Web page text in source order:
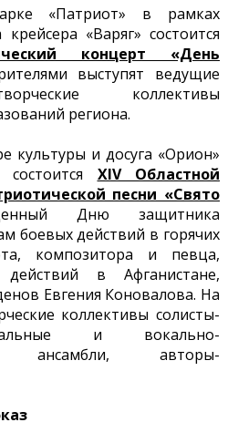
«Патриот» в рамках
«Варяг» состоится
концерт «День
выступят ведущие
коллективы
региона.
культуры и досуга «Орион»
XIV Областной
песни «Свято
Дню защитника
боевых действий в горячих
композитора и певца,
в Афганистане,
Евгения Коновалова. На
коллективы солисты-
и вокально-
ансамбли, авторы-